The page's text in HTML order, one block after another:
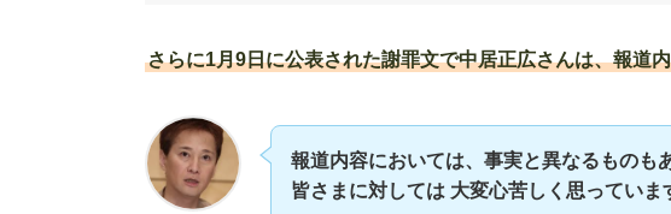
さらに1月9日に公表された謝罪文で中居正広さんは、報道
報道内容においては、事実と異なるものも
皆さまに対しては 大変心苦しく思っていま